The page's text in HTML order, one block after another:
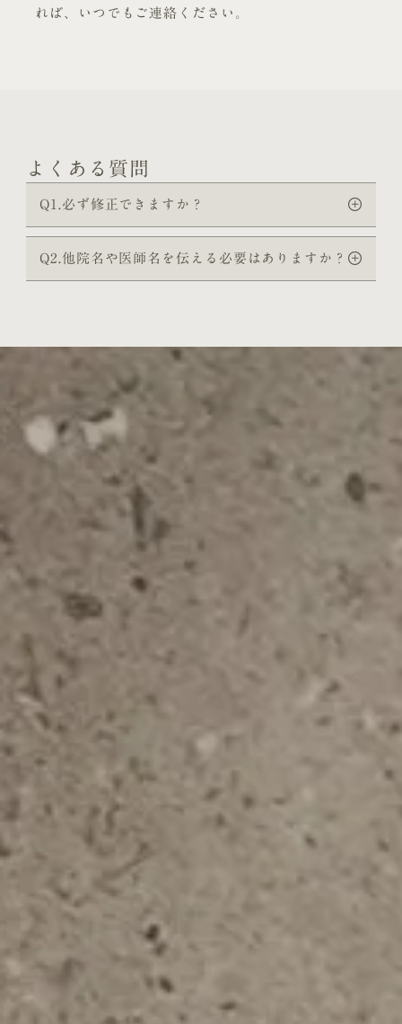
れば、いつでもご連絡ください。
よくある質問
Q1.必ず修正できますか？
Q2.他院名や医師名を伝える必要はありますか？